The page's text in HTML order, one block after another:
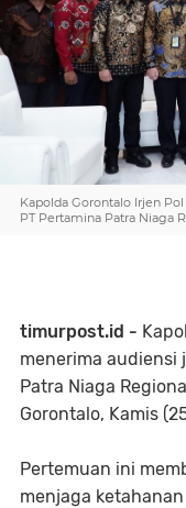
Kapolda Gorontalo Irjen
PT Pertamina Patra Niaga
timurpost.id -
menerima audiensi
Patra Niaga
Gorontalo, Kamis
Pertemuan ini
menjaga